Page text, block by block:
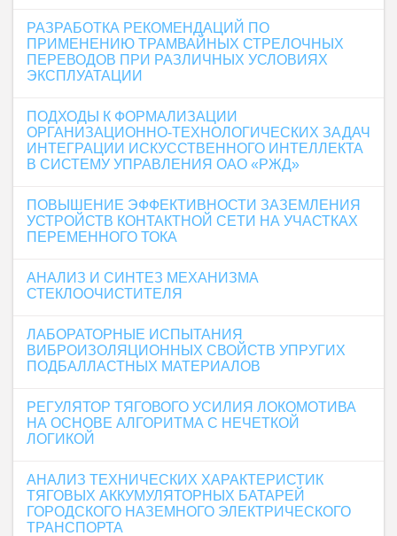
РАЗРАБОТКА РЕКОМЕНДАЦИЙ ПО
ПРИМЕНЕНИЮ ТРАМВАЙНЫХ СТРЕЛОЧНЫХ
ПЕРЕВОДОВ ПРИ РАЗЛИЧНЫХ УСЛОВИЯХ
ЭКСПЛУАТАЦИИ
ПОДХОДЫ К ФОРМАЛИЗАЦИИ
ОРГАНИЗАЦИОННО-ТЕХНОЛОГИЧЕСКИХ ЗАДАЧ
ИНТЕГРАЦИИ ИСКУССТВЕННОГО ИНТЕЛЛЕКТА
В СИСТЕМУ УПРАВЛЕНИЯ ОАО «РЖД»
ПОВЫШЕНИЕ ЭФФЕКТИВНОСТИ ЗАЗЕМЛЕНИЯ
УСТРОЙСТВ КОНТАКТНОЙ СЕТИ НА УЧАСТКАХ
ПЕРЕМЕННОГО ТОКА
АНАЛИЗ И СИНТЕЗ МЕХАНИЗМА
СТЕКЛООЧИСТИТЕЛЯ
ЛАБОРАТОРНЫЕ ИСПЫТАНИЯ
ВИБРОИЗОЛЯЦИОННЫХ СВОЙСТВ УПРУГИХ
ПОДБАЛЛАСТНЫХ МАТЕРИАЛОВ
РЕГУЛЯТОР ТЯГОВОГО УСИЛИЯ ЛОКОМОТИВА
НА ОСНОВЕ АЛГОРИТМА С НЕЧЕТКОЙ
ЛОГИКОЙ
АНАЛИЗ ТЕХНИЧЕСКИХ ХАРАКТЕРИСТИК
ТЯГОВЫХ АККУМУЛЯТОРНЫХ БАТАРЕЙ
ГОРОДСКОГО НАЗЕМНОГО ЭЛЕКТРИЧЕСКОГО
ТРАНСПОРТА